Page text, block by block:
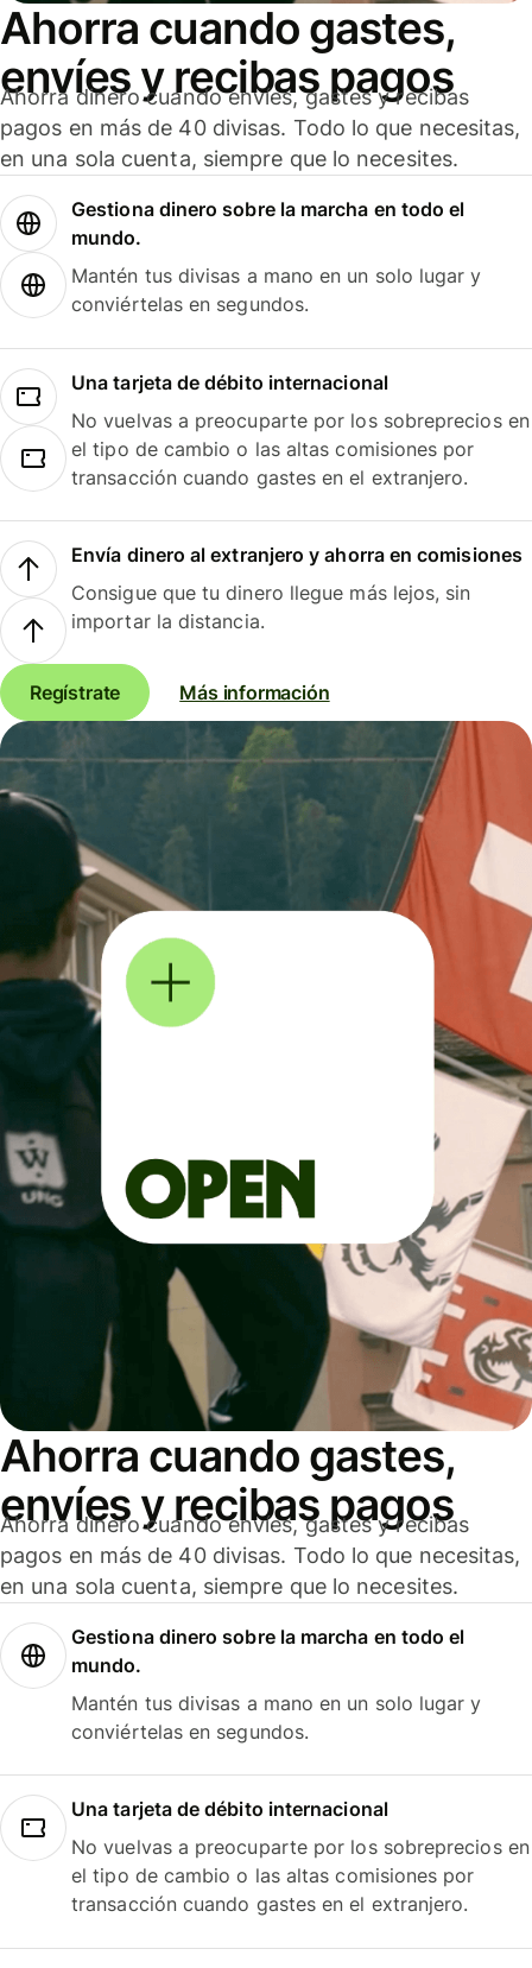
Ahorra cuando gastes,
envíes y recibas pagos
Ahorra dinero cuando envíes, gastes y recibas
pagos en más de 40 divisas. Todo lo que necesitas,
en una sola cuenta, siempre que lo necesites.
Gestiona dinero sobre la marcha en todo el
mundo.
Mantén tus divisas a mano en un solo lugar y
conviértelas en segundos.
Una tarjeta de débito internacional
No vuelvas a preocuparte por los sobreprecios en
el tipo de cambio o las altas comisiones por
transacción cuando gastes en el extranjero.
Envía dinero al extranjero y ahorra en comisiones
Consigue que tu dinero llegue más lejos, sin
importar la distancia.
Regístrate Más información
Ahorra cuando gastes,
envíes y recibas pagos
Ahorra dinero cuando envíes, gastes y recibas
pagos en más de 40 divisas. Todo lo que necesitas,
en una sola cuenta, siempre que lo necesites.
Gestiona dinero sobre la marcha en todo el
mundo.
Mantén tus divisas a mano en un solo lugar y
conviértelas en segundos.
Una tarjeta de débito internacional
No vuelvas a preocuparte por los sobreprecios en
el tipo de cambio o las altas comisiones por
transacción cuando gastes en el extranjero.